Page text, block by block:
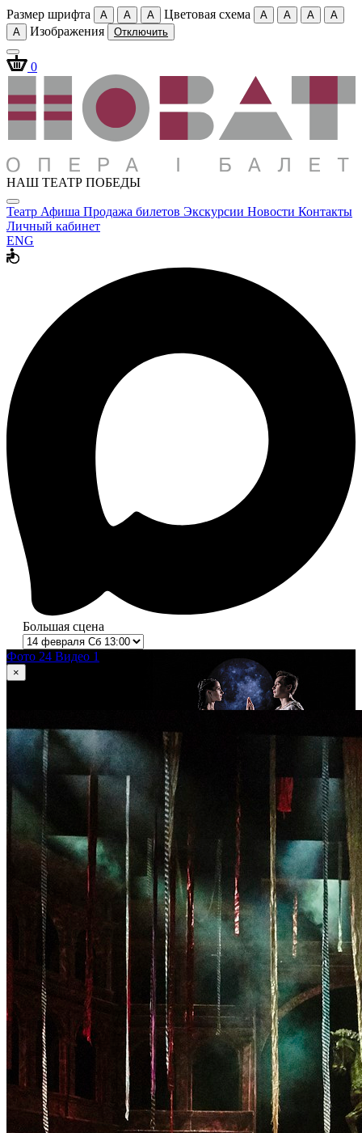
Размер шрифта A A A Цветовая схема A A A
A
A
Изображения Отключить
0
НАШ ТЕАТР ПОБЕДЫ
Театр Афиша Продажа билетов Экскурсии Новости Контакты
Личный кабинет
ENG
Большая сцена
Фото 24 Видео 1
×